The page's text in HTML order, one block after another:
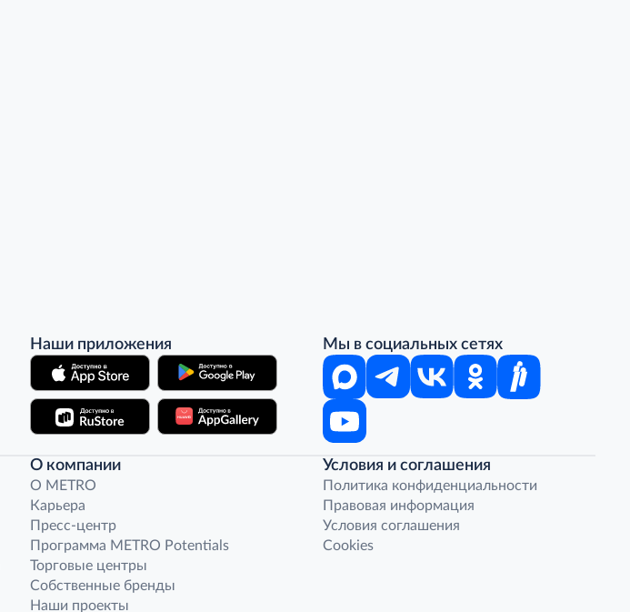
Наши приложения Мы в социальных сетях
О компании
O METRO
Карьера
Пресс-центр
Программа METRO Potentials
Торговые центры
Собственные бренды
Наши проекты
Условия и соглашения
Политика конфиденциальности
Правовая информация
Условия соглашения
Cookies